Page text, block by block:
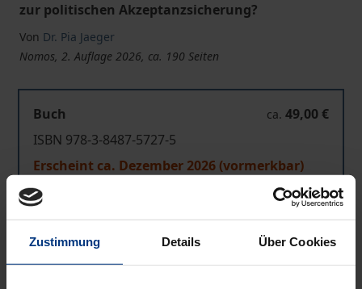
Zustimmung Details Über Cookies
zur politischen Akzeptanzsicherung?
Von Dr. Pia Jaeger
Nomos, 2. Auflage 2026, ca. 190 Seiten
Buch ca. 49,00 €
ISBN 978-3-8487-5727-5
Erscheint ca. Dezember 2026 (vormerkbar)
Preisangaben inkl. MwSt. Abhängig von der Lieferadresse
kann die MwSt. an der Kasse variieren.